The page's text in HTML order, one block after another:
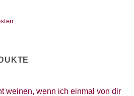
weinen, wenn ich einmal von dir